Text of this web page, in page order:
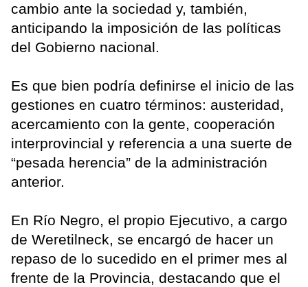
cambio ante la sociedad y, también,
anticipando la imposición de las políticas
del Gobierno nacional.
Es que bien podría definirse el inicio de las
gestiones en cuatro términos: austeridad,
acercamiento con la gente, cooperación
interprovincial y referencia a una suerte de
“pesada herencia” de la administración
anterior.
En Río Negro, el propio Ejecutivo, a cargo
de Weretilneck, se encargó de hacer un
repaso de lo sucedido en el primer mes al
frente de la Provincia, destacando que el